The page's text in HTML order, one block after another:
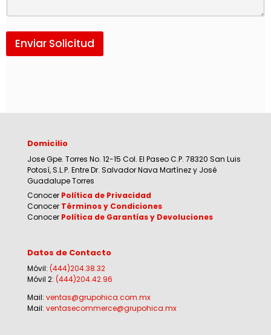
Enviar Solicitud
Domicilio
Jose Gpe. Torres No. 12-15 Col. El Paseo C.P. 78320 San Luis
Potosí, S.L.P. Entre Dr. Salvador Nava Martínez y José
Guadalupe Torres
Conocer Política de Privacidad
Conocer Términos y Condiciones
Conocer Política de Garantías y Devoluciones
Datos de Contacto
Móvil: (444)204.38.32
Móvil 2: (444)204.42.96
Mail: ventas@grupohica.com.mx
Mail: ventasecommerce@grupohica.mx